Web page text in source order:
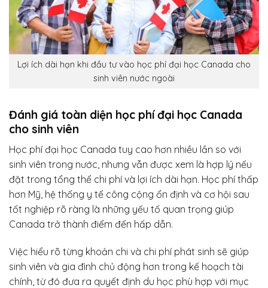
Lợi ích dài hạn khi đầu tư vào học phí đại học Canada cho
sinh viên nước ngoài
Đánh giá toàn diện học phí đại học Canada
cho sinh viên
Học phí đại học Canada tuy cao hơn nhiều lần so với
sinh viên trong nước, nhưng vẫn được xem là hợp lý nếu
đặt trong tổng thể chi phí và lợi ích dài hạn. Học phí thấp
hơn Mỹ, hệ thống y tế công cộng ổn định và cơ hội sau
tốt nghiệp rõ ràng là những yếu tố quan trọng giúp
Canada trở thành điểm đến hấp dẫn.
Việc hiểu rõ từng khoản chi và chi phí phát sinh sẽ giúp
sinh viên và gia đình chủ động hơn trong kế hoạch tài
chính, từ đó đưa ra quyết định du học phù hợp với mục